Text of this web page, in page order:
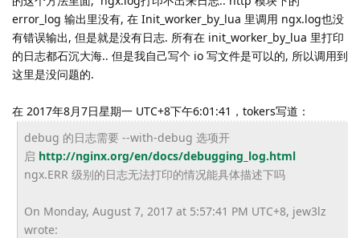
error_log 输出里没有, 在 Init_worker_by_lua 里调用 ngx.log也没
有错误输出, 但是就是没有日志. 所有在 init_worker_by_lua 里打印
的日志都石沉大海.. 但是我自己写个 io 写文件是可以的, 所以调用到
这里是没问题的.
在 2017年8月7日星期一 UTC+8下午6:01:41，tokers写道：
debug 的日志需要 --with-debug 选项开
启 http://nginx.org/en/docs/debugging_log.html
ngx.ERR 级别的日志无法打印的情况能具体描述下吗
On Monday, August 7, 2017 at 5:57:41 PM UTC+8, jew3lz
wrote: